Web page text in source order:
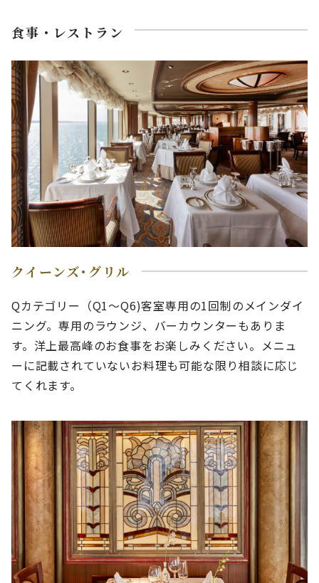
食事・レストラン
クイーンズ･グリル
Qカテゴリー（Q1～Q6)客室専用の1回制のメインダイ
ニング。専用のラウンジ、バーカウンターもありま
す。洋上最高峰のお食事をお楽しみください。メニュ
ーに記載されていないお料理も可能な限り相談に応じ
てくれます。